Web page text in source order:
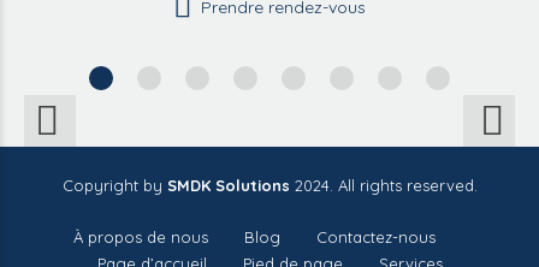
Prendre rendez-vous
Copyright by SMDK Solutions 2024. All rights reserved.
À propos de nous Blog
Contactez-nous
Page d’accueil
Pied de page Services